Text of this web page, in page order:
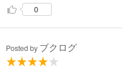
0
Posted by ブクログ